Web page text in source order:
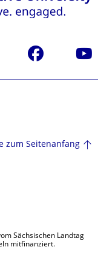
Facebook
zum Seitenanfang
Sächsischen Landtag
mitfinanziert.